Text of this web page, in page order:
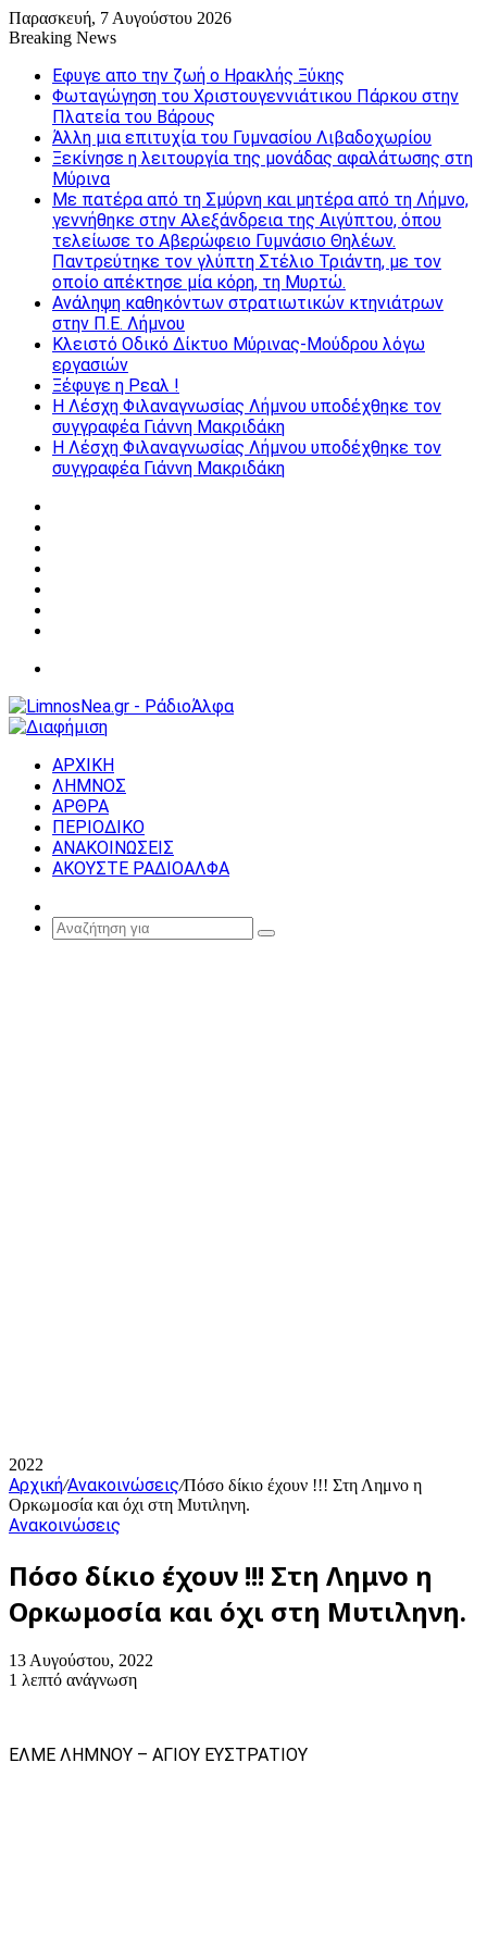
Παρασκευή, 7 Αυγούστου 2026
Breaking News
Εφυγε απο την ζωή o Ηρακλής Ξύκης
Φωταγώγηση του Χριστουγεννιάτικου Πάρκου στην
Πλατεία του Βάρους
Άλλη μια επιτυχία του Γυμνασίου Λιβαδοχωρίου
Ξεκίνησε η λειτουργία της μονάδας αφαλάτωσης στη
Μύρινα
Με πατέρα από τη Σμύρνη και μητέρα από τη Λήμνο,
γεννήθηκε στην Αλεξάνδρεια της Αιγύπτου, όπου
τελείωσε το Αβερώφειο Γυμνάσιο Θηλέων.
Παντρεύτηκε τον γλύπτη Στέλιο Τριάντη, με τον
οποίο απέκτησε μία κόρη, τη Μυρτώ.
Ανάληψη καθηκόντων στρατιωτικών κτηνιάτρων
στην Π.Ε. Λήμνου
Κλειστό Οδικό Δίκτυο Μύρινας-Μούδρου λόγω
εργασιών
Ξέφυγε η Ρεαλ !
Η Λέσχη Φιλαναγνωσίας Λήμνου υποδέχθηκε τον
συγγραφέα Γιάννη Μακριδάκη
Η Λέσχη Φιλαναγνωσίας Λήμνου υποδέχθηκε τον
συγγραφέα Γιάννη Μακριδάκη
ΑΡΧΙΚΗ
ΛΗΜΝΟΣ
ΑΡΘΡΑ
ΠΕΡΙΟΔΙΚΟ
ΑΝΑΚΟΙΝΩΣΕΙΣ
ΑΚΟΥΣΤΕ ΡΑΔΙΟΑΛΦΑ
Article
Αναζήτηση
2022
Αρχική/Ανακοινώσεις/Πόσο δίκιο έχουν !!! Στη Λημνο η
Ορκωμοσία και όχι στη Μυτιληνη.
Ανακοινώσεις
Πόσο δίκιο έχουν !!! Στη Λημνο η
Ορκωμοσία και όχι στη Μυτιληνη.
13 Αυγούστου, 2022
1 λεπτό ανάγνωση
ΕΛΜΕ ΛΗΜΝΟΥ – ΑΓΙΟΥ ΕΥΣΤΡΑΤΙΟΥ